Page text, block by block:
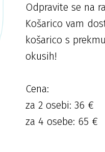
Odpravite se na
Košarico vam
košarico s
okusih!
Cena:
za 2 osebi: 36 €
za 4 osebe: 65 €